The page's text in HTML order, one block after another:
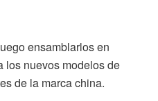
ensamblarlos en
los nuevos modelos de
de la marca china.